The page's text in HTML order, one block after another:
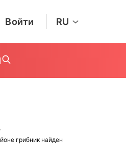
Войти RU
грибник найден